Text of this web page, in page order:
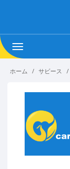
Toggle
navigation
ホーム サビース